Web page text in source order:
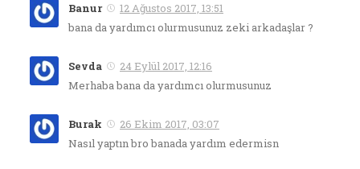
Banur
12 Ağustos 2017, 13:51
bana da yardımcı olurmusunuz zeki arkadaşlar ?
Sevda
24 Eylül 2017, 12:16
Merhaba bana da yardımcı olurmusunuz
Burak
26 Ekim 2017, 03:07
Nasıl yaptın bro banada yardım edermisn